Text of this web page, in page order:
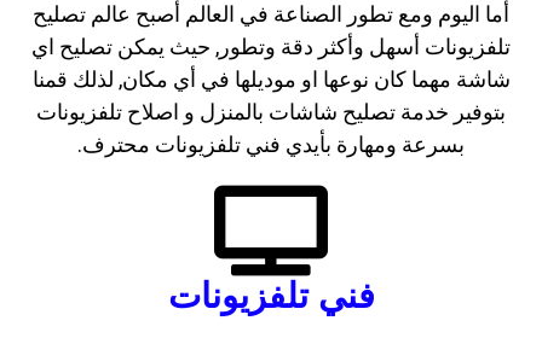
أما اليوم ومع تطور الصناعة في العالم أصبح عالم تصليح
تلفزيونات أسهل وأكثر دقة وتطور, حيث يمكن تصليح اي
شاشة مهما كان نوعها او موديلها في أي مكان, لذلك قمنا
بتوفير خدمة تصليح شاشات بالمنزل و اصلاح تلفزيونات
بسرعة ومهارة بأيدي فني تلفزيونات محترف.
فني تلفزيونات